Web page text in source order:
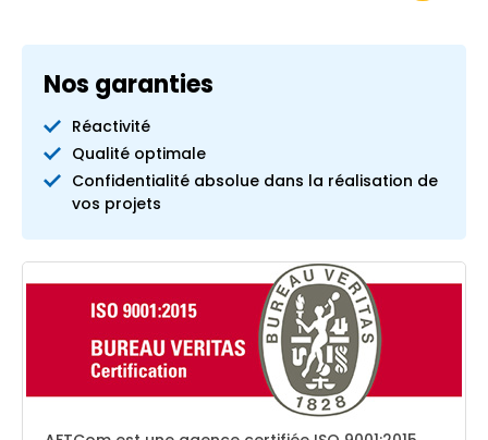
Nos garanties
Réactivité
Qualité optimale
Confidentialité absolue dans la réalisation de
vos projets